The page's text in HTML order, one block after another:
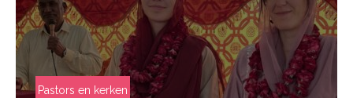
Pastors en kerken